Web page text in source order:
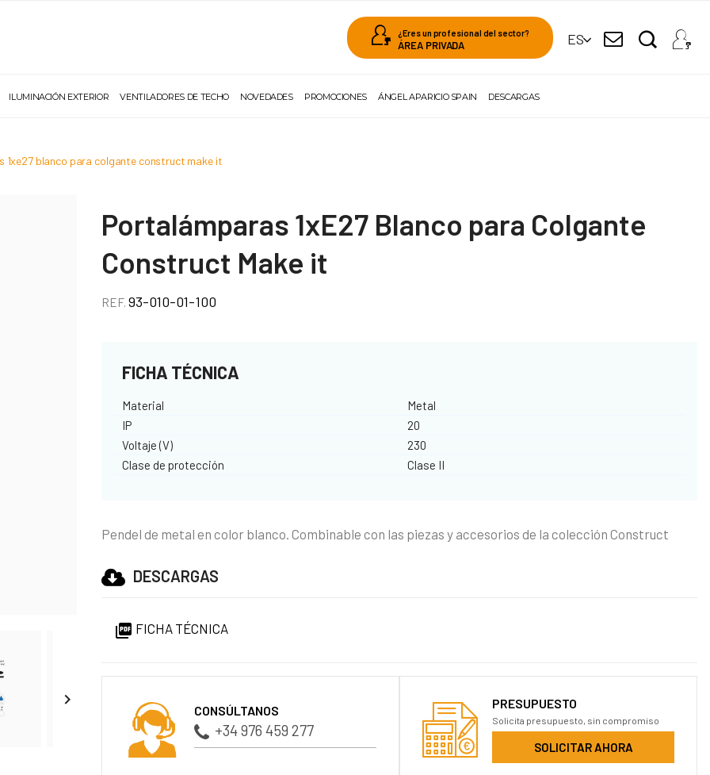
¿Eres un profesional del sector?
ÁREA PRIVADA ES
ILUMINACIÓN EXTERIOR VENTILADORES DE TECHO NOVEDADES PROMOCIONES ÁNGEL APARICIO SPAIN DESCARGAS
1xe27 blanco para colgante construct make it

Portalámparas 1xE27 Blanco para Colgante
Construct Make it
REF.93-010-01-100
FICHA TÉCNICA
Material
Metal
IP
20
Voltaje (V)
230
Clase de protección
Clase II
Pendel de metal en color blanco. Combinable con las piezas y accesorios de la colección Construct
DESCARGAS
 FICHA TÉCNICA
CONSÚLTANOS
+34 976 459 277
PRESUPUESTO
Solicita presupuesto, sin compromiso
SOLICITAR AHORA